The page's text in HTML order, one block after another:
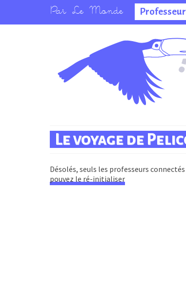
La salle des
professeurs
Le voyage de
Désolés, seuls les professeurs
pouvez le ré-initialiser